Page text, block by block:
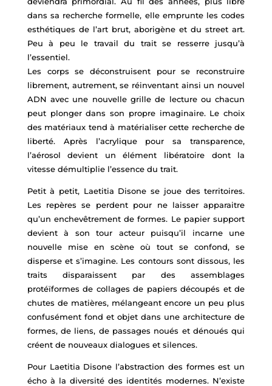
dans sa recherche formelle, elle emprunte les codes
esthétiques de l’art brut, aborigène et du street art.
Peu à peu le travail du trait se resserre jusqu’à
l’essentiel.
Les corps se déconstruisent pour se reconstruire
librement, autrement, se réinventant ainsi un nouvel
ADN avec une nouvelle grille de lecture ou chacun
peut plonger dans son propre imaginaire. Le choix
des matériaux tend à matérialiser cette recherche de
liberté. Après l’acrylique pour sa transparence,
l’aérosol devient un élément libératoire dont la
vitesse démultiplie l’essence du trait.
Petit à petit, Laetitia Disone se joue des territoires.
Les repères se perdent pour ne laisser apparaitre
qu’un enchevêtrement de formes. Le papier support
devient à son tour acteur puisqu’il incarne une
nouvelle mise en scène où tout se confond, se
disperse et s’imagine. Les contours sont dissous, les
traits disparaissent par des assemblages
protéïformes de collages de papiers découpés et de
chutes de matières, mélangeant encore un peu plus
confusément fond et objet dans une architecture de
formes, de liens, de passages noués et dénoués qui
créent de nouveaux dialogues et silences.
Pour Laetitia Disone l’abstraction des formes est un
écho à la diversité des identités modernes. N’existe